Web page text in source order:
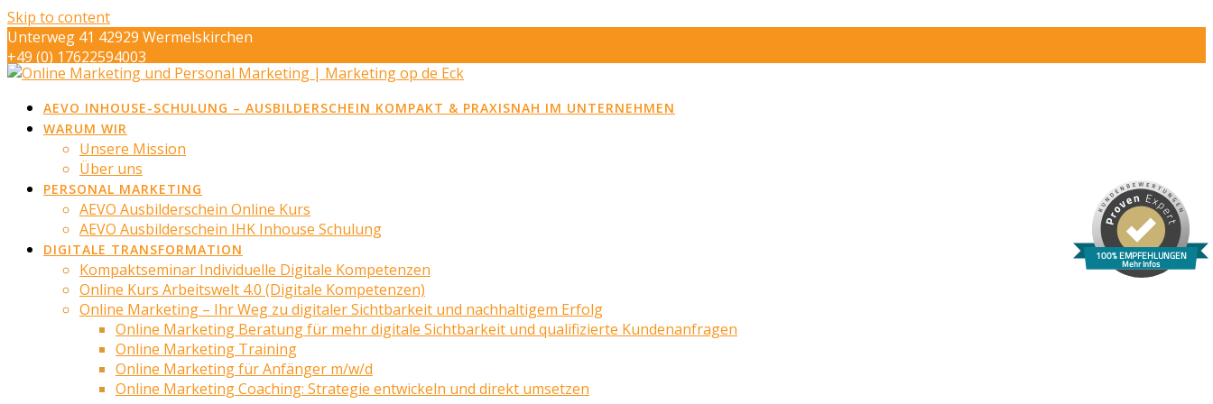
100% EMPFEHLUNGEN
Mehr Infos
Skip to content
Unterweg 41 42929 Wermelskirchen
+49 (0) 17622594003
info@marketing-op-de-eck.de
AEVO INHOUSE-SCHULUNG – AUSBILDERSCHEIN KOMPAKT & PRAXISNAH IM UNTERNEHMEN
WARUM WIR
Unsere Mission
Über uns
PERSONAL MARKETING
AEVO Ausbilderschein Online Kurs
AEVO Ausbilderschein IHK Inhouse Schulung
DIGITALE TRANSFORMATION
Kompaktseminar Individuelle Digitale Kompetenzen
Online Kurs Arbeitswelt 4.0 (Digitale Kompetenzen)
Online Marketing – Ihr Weg zu digitaler Sichtbarkeit und nachhaltigem Erfolg
Online Marketing Beratung für mehr digitale Sichtbarkeit und qualifizierte Kundenanfragen
Online Marketing Training
Online Marketing für Anfänger m/w/d
Online Marketing Coaching: Strategie entwickeln und direkt umsetzen